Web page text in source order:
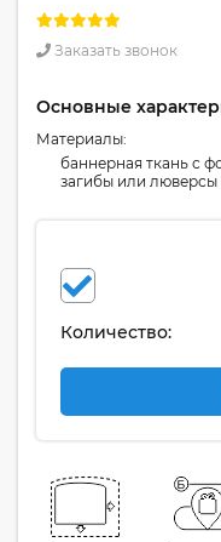
Заказать звонок
Основные
Материалы:
баннерная ткань с
загибы или
Количество: